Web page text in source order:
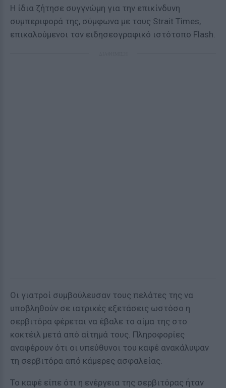
Η ίδια ζήτησε συγγνώμη για την επικίνδυνη
συμπεριφορά της, σύμφωνα με τους Strait Times,
επικαλούμενοι τον ειδησεογραφικό ιστότοπο Flash.
Οι γιατροί συμβούλευσαν τους πελάτες της να
υποβληθούν σε ιατρικές εξετάσεις ωστόσο η
σερβιτόρα φέρεται να έβαλε το αίμα της στο
κοκτέιλ μετά από αίτημά τους. Πληροφορίες
αναφέρουν ότι οι υπεύθυνοι του καφέ ανακάλυψαν
τη σερβιτόρα από κάμερες ασφαλείας.
Το καφέ είπε ότι η ενέργεια της σερβιτόρας ήταν